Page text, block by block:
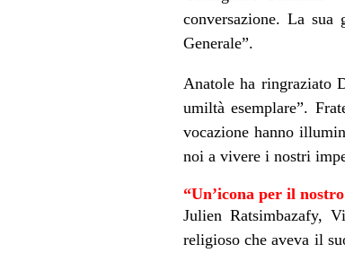
conversazione. La
Generale”.
Anatole ha ringraziato
umiltà esemplare”.
vocazione hanno
noi a vivere i nostri
“Un’icona per il
Julien Ratsimbazafy,
religioso che aveva il